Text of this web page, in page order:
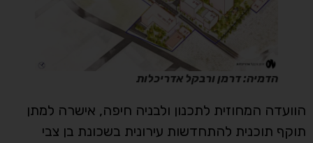
הדמיה: דרמן ורבקל אדריכלות
הוועדה המחוזית לתכנון ולבניה חיפה, אישרה למתן
תוקף תוכנית להתחדשות עירונית בשכונת בן צבי